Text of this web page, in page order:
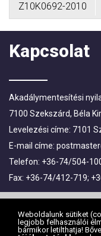
Weboldalunk sütiket
legjobb felhasználói
bármikor letilthatja!
Z10K0692-2010
Kapcsolat
Akadálymentesítési
7100 Szekszárd, Béla
Levelezési címe: 7101
E-mail címe:
Telefon: +36-74/504-
Fax: +36-74/412-719;